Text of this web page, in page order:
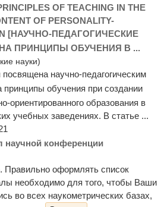
OF TEACHING IN THE
OF PERSONALITY-
[НАУЧНО-ПЕДАГОГИЧЕСКИЕ
НА ПРИНЦИПЫ ОБУЧЕНИЯ В ...
науки)
научно-педагогическим
принципы обучения при создании
ориентированного образования в
учебных заведениях. В статье ...
научной конференции
Правильно оформлять список
необходимо для того, чтобы Ваши
во всех наукометрических базах,